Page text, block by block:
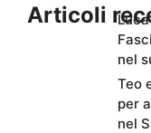
Articoli
nel
Teo
per
nel